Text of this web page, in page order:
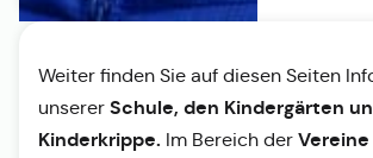
Weiter finden Sie auf diesen Seiten
unserer Schule, den Kindergärten
Kinderkrippe. Im Bereich der Vereine